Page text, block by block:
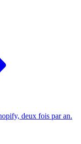
deux fois par an.